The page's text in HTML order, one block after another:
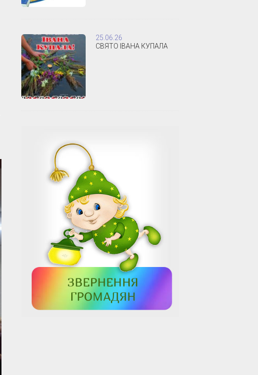
25.06.26
СВЯТО ІВАНА КУПАЛА